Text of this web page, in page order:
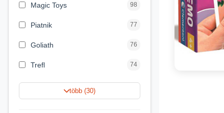
Magic Toys 98
Piatnik 77
Goliath 76
Trefl 74
Keller&Mayer 60
több (30)